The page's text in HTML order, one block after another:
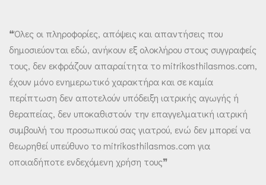
❝Όλες οι πληροφορίες, απόψεις και απαντήσεις που
δημοσιεύονται εδώ, ανήκουν εξ ολοκλήρου στους συγγραφείς
τους, δεν εκφράζουν απαραίτητα το mitrikosthilasmos.com,
έχουν μόνο ενημερωτικό χαρακτήρα και σε καμία
περίπτωση δεν αποτελούν υπόδειξη ιατρικής αγωγής ή
θεραπείας, δεν υποκαθιστούν την επαγγελματική ιατρική
συμβουλή του προσωπικού σας γιατρού, ενώ δεν μπορεί να
θεωρηθεί υπεύθυνο το mitrikosthilasmos.com για
οποιαδήποτε ενδεχόμενη χρήση τους❞